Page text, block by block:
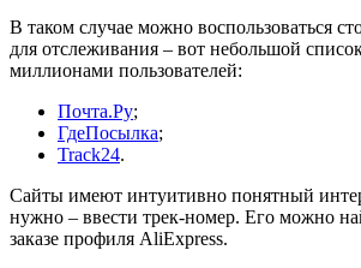
В таком случае можно воспользоваться
для отслеживания – вот небольшой
миллионами пользователей:
Почта.Ру;
ГдеПосылка;
Track24.
Сайты имеют интуитивно понятный
нужно – ввести трек-номер. Его можно
заказе профиля AliExpress.